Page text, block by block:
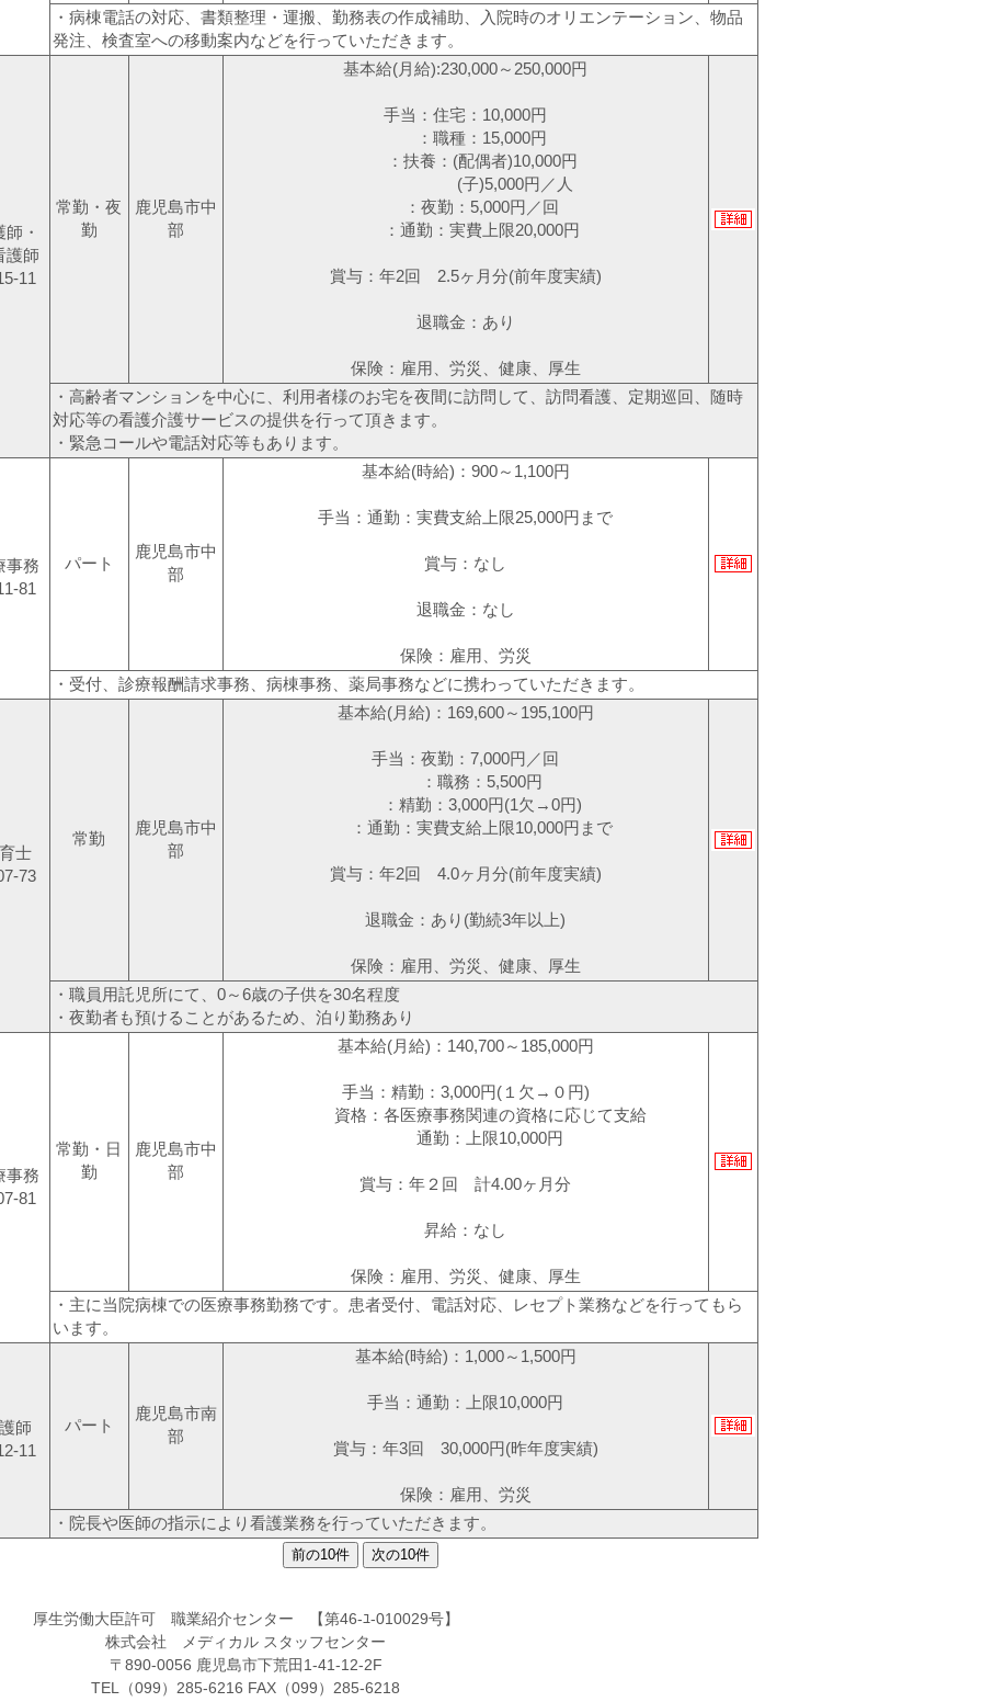
・病棟電話の対応、書類整理・運搬、勤務表の作成補助、入院時のオリエンテーション、物品
発注、検査室への移動案内などを行っていただきます。
師・
護師
11
常勤・夜
勤
鹿児島市中
部
基本給(月給):230,000～250,000円
手当：住宅：10,000円
：職種：15,000円
：扶養：(配偶者)10,000円
(子)5,000円／人
：夜勤：5,000円／回
：通勤：実費上限20,000円
賞与：年2回 2.5ヶ月分(前年度実績)
退職金：あり
保険：雇用、労災、健康、厚生
・高齢者マンションを中心に、利用者様のお宅を夜間に訪問して、訪問看護、定期巡回、随時
対応等の看護介護サービスの提供を行って頂きます。
・緊急コールや電話対応等もあります。
事務
81
パート
鹿児島市中
部
基本給(時給)：900～1,100円
手当：通勤：実費支給上限25,000円まで
賞与：なし
退職金：なし
保険：雇用、労災
・受付、診療報酬請求事務、病棟事務、薬局事務などに携わっていただきます。
士
73
常勤
鹿児島市中
部
基本給(月給)：169,600～195,100円
手当：夜勤：7,000円／回
：職務：5,500円
：精勤：3,000円(1欠→0円)
：通勤：実費支給上限10,000円まで
賞与：年2回 4.0ヶ月分(前年度実績)
退職金：あり(勤続3年以上)
保険：雇用、労災、健康、厚生
・職員用託児所にて、0～6歳の子供を30名程度
・夜勤者も預けることがあるため、泊り勤務あり
事務
81
常勤・日
勤
鹿児島市中
部
基本給(月給)：140,700～185,000円
手当：精勤：3,000円(１欠→０円)
資格：各医療事務関連の資格に応じて支給
通勤：上限10,000円
賞与：年２回 計4.00ヶ月分
昇給：なし
保険：雇用、労災、健康、厚生
・主に当院病棟での医療事務勤務です。患者受付、電話対応、レセプト業務などを行ってもら
います。
師
11
パート
鹿児島市南
部
基本給(時給)：1,000～1,500円
手当：通勤：上限10,000円
賞与：年3回 30,000円(昨年度実績)
保険：雇用、労災
・院長や医師の指示により看護業務を行っていただきます。
厚生労働大臣許可 職業紹介センター 【第46-ﾕ-010029号】
株式会社 メディカル スタッフセンター
〒890-0056 鹿児島市下荒田1-41-12-2F
TEL（099）285-6216 FAX（099）285-6218